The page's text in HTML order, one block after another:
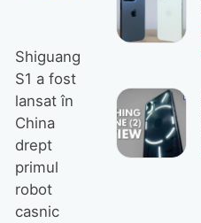
Shiguang
S1 a fost
lansat în
China
drept
primul
robot
casnic